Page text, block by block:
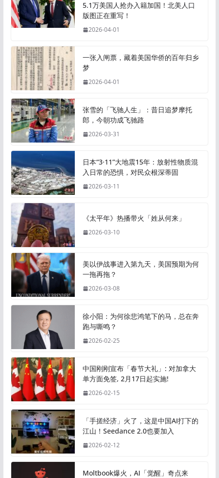
5.1万美国人抢办入籍加国！北美人口
版图正在重写！
2026-04-01
一张入闸票，藏着美国华侨的百年归乡
梦
2026-04-01
张雪的「飞驰人生」：昔日追梦摩托
郎，今朝功成飞驰路
2026-03-31
日本“3·11”大地震15年：放射性物质混
入日常的恐惧，对民众根深蒂固
2026-03-11
《太平年》热播带火「姓从何来」
2026-03-10
美以伊战事进入第九天，美国预期为何
一拖再拖？
2026-03-08
徐小阳：为何徐悲鸿笔下的马，总在奔
跑与嘶鸣？
2026-02-25
中国刚刚宣布「春节大礼」: 对加拿大
单方面免签, 2月17日起实施!
2026-02-15
「手搓经济」火了，这是中国AI打下的
江山！Seedance 2.0也要加入
2026-02-12
Moltbook爆火，AI「觉醒」奇点来